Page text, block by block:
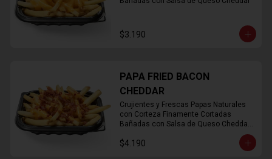
$3.190
PAPA FRIED BACON
CHEDDAR
Crujientes y Frescas Papas Naturales
con Corteza Finamente Cortadas
Bañadas con Salsa de Queso Cheddar
$4.190